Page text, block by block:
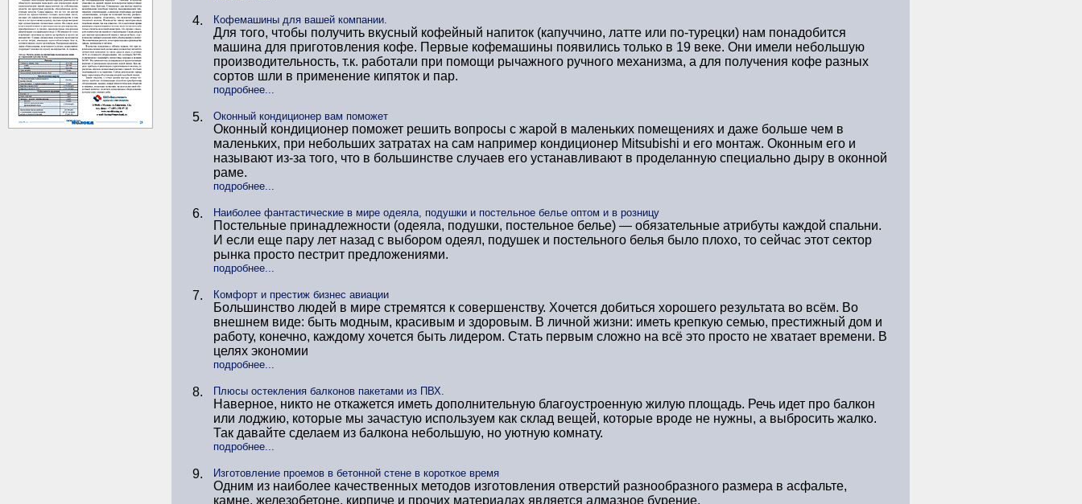
4. Кофемашины для вашей компании.
Для того, чтобы получить вкусный кофейный напиток (капуччино, латте или по-турецки) нам понадобится
машина для приготовления кофе. Первые кофемашины появились только в 19 веке. Они имели небольшую
производительность, т.к. работали при помощи рычажного ручного механизма, а для получения кофе разных
сортов шли в применение кипяток и пар.
подробнее...
5. Оконный кондиционер вам поможет
Оконный кондиционер поможет решить вопросы с жарой в маленьких помещениях и даже больше чем в
маленьких, при небольших затратах на сам например кондиционер Mitsubishi и его монтаж. Оконным его и
называют из-за того, что в большинстве случаев его устанавливают в проделанную специально дыру в оконной
раме.
подробнее...
6. Наиболее фантастические в мире одеяла, подушки и постельное белье оптом и в розницу
Постельные принадлежности (одеяла, подушки, постельное белье) — обязательные атрибуты каждой спальни.
И если еще пару лет назад с выбором одеял, подушек и постельного белья было плохо, то сейчас этот сектор
рынка просто пестрит предложениями.
подробнее...
7. Комфорт и престиж бизнес авиации
Большинство людей в мире стремятся к совершенству. Хочется добиться хорошего результата во всём. Во
внешнем виде: быть модным, красивым и здоровым. В личной жизни: иметь крепкую семью, престижный дом и
работу, конечно, каждому хочется быть лидером. Стать первым сложно на всё это просто не хватает времени. В
целях экономии
подробнее...
8. Плюсы остекления балконов пакетами из ПВХ.
Наверное, никто не откажется иметь дополнительную благоустроенную жилую площадь. Речь идет про балкон
или лоджию, которые мы зачастую используем как склад вещей, которые вроде не нужны, а выбросить жалко.
Так давайте сделаем из балкона небольшую, но уютную комнату.
подробнее...
9. Изготовление проемов в бетонной стене в короткое время
Одним из наиболее качественных методов изготовления отверстий разнообразного размера в асфальте,
камне, железобетоне, кирпиче и прочих материалах является алмазное бурение.